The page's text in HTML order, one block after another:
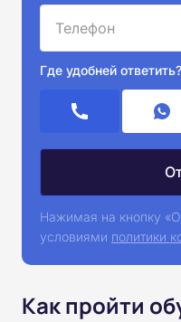
Где удобней ответить?
Нажимая на кнопку
условиями политики
Как пройти